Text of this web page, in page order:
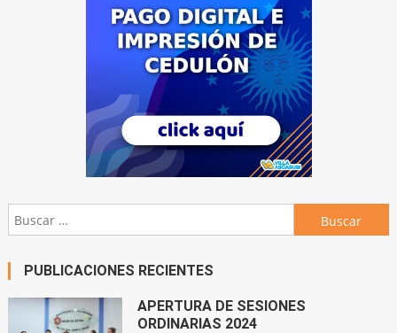
Buscar:
PUBLICACIONES RECIENTES
APERTURA DE SESIONES
ORDINARIAS 2024